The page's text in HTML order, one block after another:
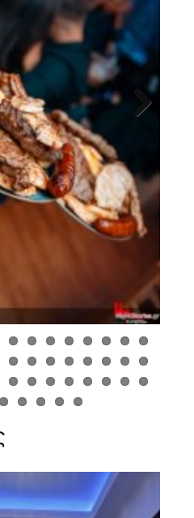
Next